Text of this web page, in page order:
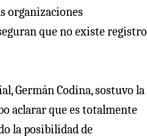
organizaciones
que no existe registro
Germán Codina, sostuvo la
aclarar que es totalmente
la posibilidad de